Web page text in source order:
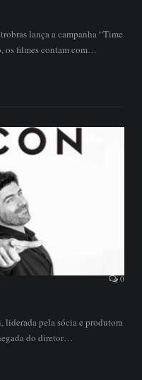
lança a campanha “Time
os filmes contam com…
0
liderada pela sócia e produtora
do diretor…